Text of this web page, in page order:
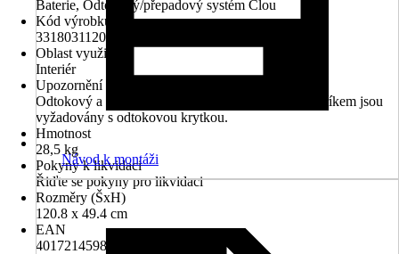
Baterie, Odtokový/přepadový systém Clou
Kód výrobku
33180311202
Oblast využití
Interiér
Upozornění
Odtokový a přepadový systém Clou nebo ventil s dříkem jsou
vyžadovány s odtokovou krytkou.
Hmotnost
28,5 kg
Pokyny k likvidaci
Řiďte se pokyny pro likvidaci
Rozměry (ŠxH)
120.8 x 49.4 cm
EAN
4017214598786
Návod k montáži